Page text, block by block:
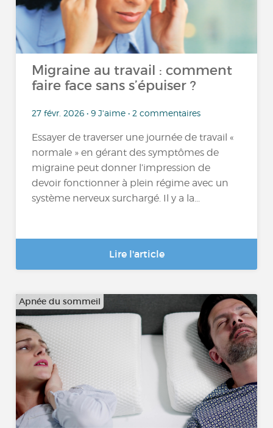
Migraine au travail : comment
faire face sans s’épuiser ?
27 févr. 2026 • 9 J'aime • 2 commentaires
Essayer de traverser une journée de travail «
normale » en gérant des symptômes de
migraine peut donner l’impression de
devoir fonctionner à plein régime avec un
système nerveux surchargé. Il y a la...
Lire l'article
Apnée du sommeil